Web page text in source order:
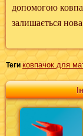
допомогою
залишається
Теги ковпачок для